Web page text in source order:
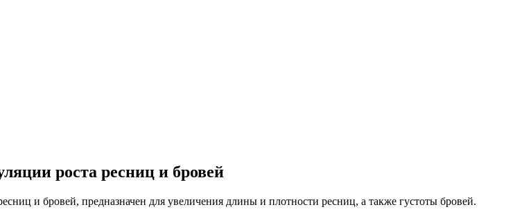
роста ресниц и бровей
и бровей, предназначен для увеличения длины и плотности ресниц, а также густоты бровей.